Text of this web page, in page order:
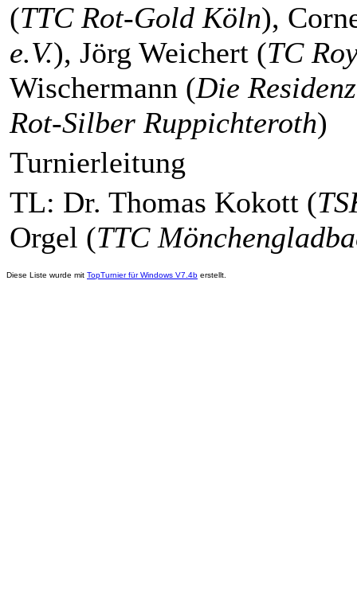
(TTC Rot-Gold Köln),
e.V.), Jörg Weichert (TC
Wischermann (Die
Rot-Silber Ruppichteroth)
Turnierleitung
TL: Dr. Thomas Kokott (
Orgel (TTC
Diese Liste wurde mit TopTurnier für Windows V7.4b erstellt.